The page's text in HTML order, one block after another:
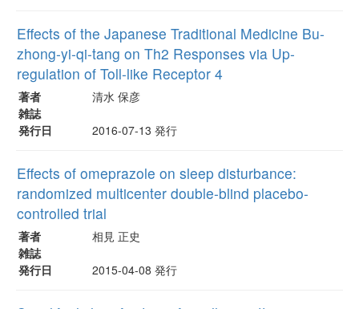
Effects of the Japanese Traditional Medicine Bu-
zhong-yi-qi-tang on Th2 Responses via Up-
regulation of Toll-like Receptor 4
著者
清水 保彦
雑誌
発行日
2016-07-13 発行
Effects of omeprazole on sleep disturbance:
randomized multicenter double-blind placebo-
controlled trial
著者
相見 正史
雑誌
発行日
2015-04-08 発行